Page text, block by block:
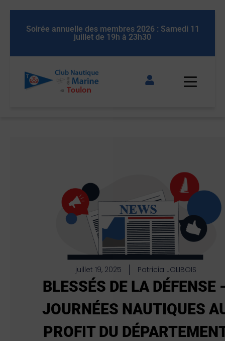
Soirée annuelle des membres 2026 : Samedi 11
juillet de 19h à 23h30
juillet 19, 2025 Patricia JOLIBOIS
BLESSÉS DE LA DÉFENSE
JOURNÉES NAUTIQUES
PROFIT DU